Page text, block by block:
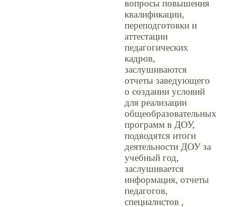
вопросы повышения
квалификации,
переподготовки и
аттестации
педагогических
кадров,
заслушиваются
отчеты заведующего
о создании условий
для реализации
общеобразовательных
программ в ДОУ,
подводятся итоги
деятельности ДОУ за
учебный год,
заслушивается
информация, отчеты
педагогов,
специалистов ,